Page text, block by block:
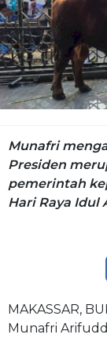
Munafri
Presiden
pemerintah
Hari Raya Idul
MAKASSAR,
Munafri